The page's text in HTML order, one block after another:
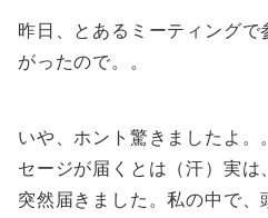
昨日、とあるミーティング
がったので。。
いや、ホント驚きましたよ。
セージが届くとは（汗）実
突然届きました。私の中で